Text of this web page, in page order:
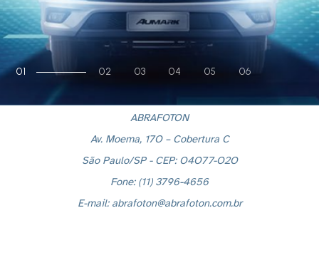
01 02 03 04 05 06
ABRAFOTON
Av. Moema, 17O – Cobertura C
São Paulo/SP - CEP: O4O77-O2O
Fone: (11) 3796-4656
E-mail: abrafoton@abrafoton.com.br